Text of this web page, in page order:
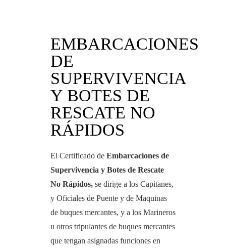
EMBARCACIONES
DE
SUPERVIVENCIA
Y BOTES DE
RESCATE NO
RÁPIDOS
El Certificado de Embarcaciones de
Supervivencia y Botes de Rescate
No Rápidos, se dirige a los Capitanes,
y Oficiales de Puente y de Maquinas
de buques mercantes, y a los Marineros
u otros tripulantes de buques mercantes
que tengan asignadas funciones en